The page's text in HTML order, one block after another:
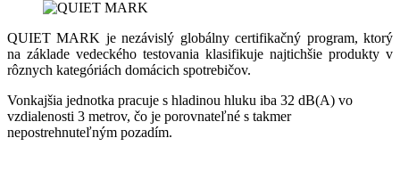
QUIET MARK je nezávislý globálny certifikačný program, ktorý
na základe vedeckého testovania klasifikuje najtichšie produkty v
rôznych kategóriách domácich spotrebičov.
Vonkajšia jednotka pracuje s hladinou hluku iba 32 dB(A) vo
vzdialenosti 3 metrov, čo je porovnateľné s takmer
nepostrehnuteľným pozadím.